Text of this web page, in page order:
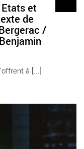
Etats et
de
/
à [...]
sortie Théâtre Paris